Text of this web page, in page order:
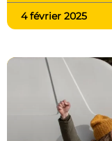
4 février 2025